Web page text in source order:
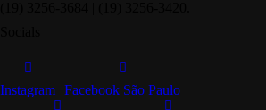
Instagram Facebook São Paulo